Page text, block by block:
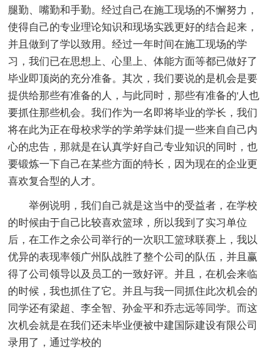
腿勤、嘴勤和手勤。经过自己在施工现场的不懈努力，
使得自己的专业理论知识和现场实践更好的结合起来，
并且做到了学以致用。经过一年时间在施工现场的学
习，我们已在思想上、心里上、体能方面等都已做好了
毕业即顶岗的充分准备。其次，我们要说的是机会是要
提供给那些有准备的人，与此同时，那些有准备的'人也
要抓住那些机会。我们作为一名即将毕业的学长，我们
将在此为正在母校求学的学弟学妹们提一些来自自己内
心的忠告，那就是在认真学好自己专业知识的同时，也
要锻炼一下自己在某些方面的特长，因为现在的企业更
喜欢复合型的人才。
举例说明，我们自己就是这当中的受益者，在学校
的时候由于自己比较喜欢篮球，所以我到了实习单位
后，在工作之余公司举行的一次职工篮球联赛上，我以
优异的表现率领广州队战胜了整个公司的队伍，并且赢
得了公司领导以及员工的一致好评。并且，在机会来临
的时候，我也抓住了它。并且与我一同抓住此次机会的
同学还有梁超、李全智、孙金平和乔志远等同学。而这
次机会就是在我们还未毕业便被中建国际建设有限公司
录用了，通过学校的